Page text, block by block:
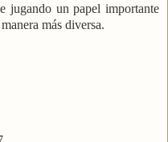
jugando un papel importante
más diversa.